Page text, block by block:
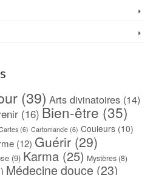
(39) Arts divinatoires (14)
(16) Bien-être (35)
(6) Cartomancie (6) Couleurs (10)
(12) Guérir (29)
(9) Karma (25) Mystères (8)
Médecine douce (23)